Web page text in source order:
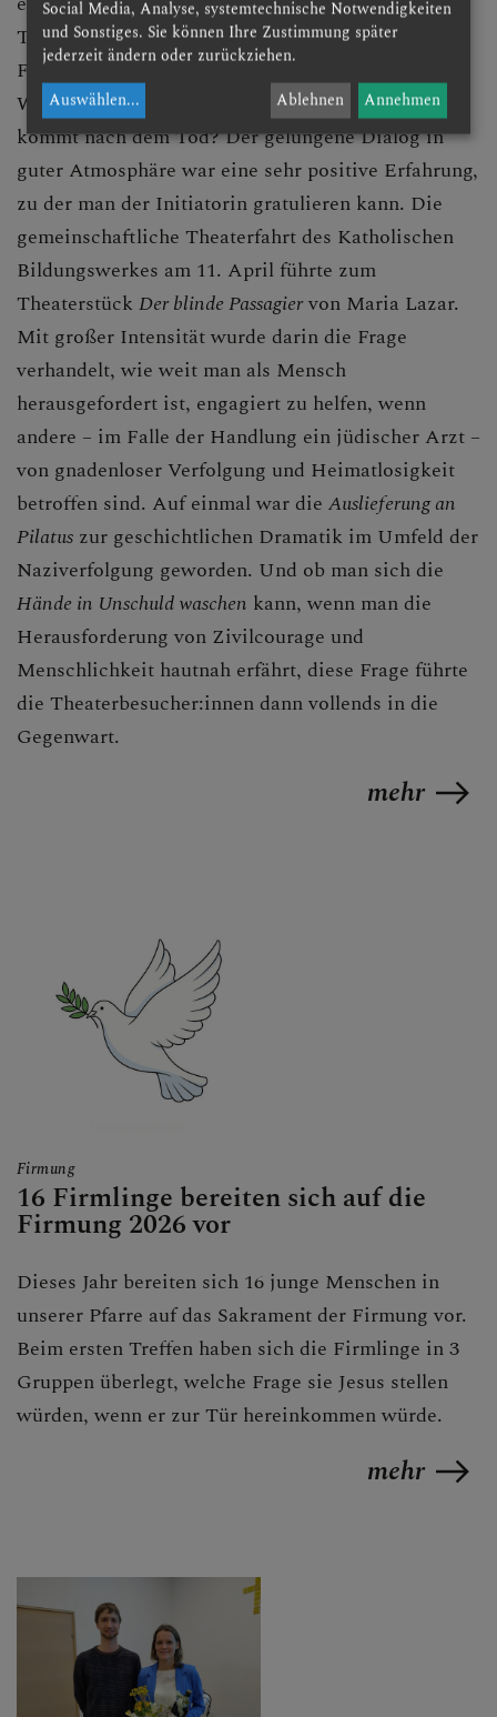
Teilnehmer:innen über die Fragestellungen der
Firmgruppen an die Pfarre: Warum gibt es Streit?
Warum hat Gott den Menschen erschaffen? Was
kommt nach dem Tod? Der gelungene Dialog in
guter Atmosphäre war eine sehr positive Erfahrung,
zu der man der Initiatorin gratulieren kann. Die
gemeinschaftliche Theaterfahrt des Katholischen
Bildungswerkes am 11. April führte zum
TheaterstückDer blinde Passagiervon Maria Lazar.
Mit großer Intensität wurde darin die Frage
verhandelt, wie weit man als Mensch
herausgefordert ist, engagiert zu helfen, wenn
andere – im Falle der Handlung ein jüdischer Arzt –
von gnadenloser Verfolgung und Heimatlosigkeit
betroffen sind. Auf einmal war die Auslieferung an
Pilatus zur geschichtlichen Dramatik im Umfeld der
Naziverfolgung geworden. Und ob man sich die
Hände in Unschuld waschen kann, wenn man die
Herausforderung von Zivilcourage und
Menschlichkeit hautnah erfährt, diese Frage führte
die Theaterbesucher:innen dann vollends in die
Gegenwart.
mehr
Firmung
16 Firmlinge bereiten sich auf die
Firmung 2026 vor
Dieses Jahr bereiten sich 16 junge Menschen in
unserer Pfarre auf das Sakrament der Firmung vor.
Beim ersten Treffen haben sich die Firmlinge in 3
Gruppen überlegt, welche Frage sie Jesus stellen
würden, wenn er zur Tür hereinkommen würde.
mehr
Social Media, Analyse, systemtechnische Notwendigkeiten
und Sonstiges. Sie können Ihre Zustimmung später
jederzeit ändern oder zurückziehen.
Auswählen... Ablehnen Annehmen